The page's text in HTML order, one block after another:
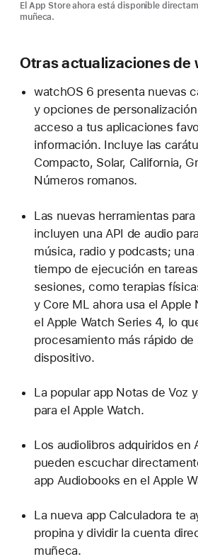
El App Store ahora está disponible
muñeca.
Otras actualizaciones de
watchOS 6 presenta nuevas
y opciones de
acceso a tus aplicaciones
información. Incluye las
Compacto, Solar, California,
Números romanos.
Las nuevas herramientas
incluyen una API de audio
música, radio y podcasts; una
tiempo de ejecución en
sesiones, como terapias
y Core ML ahora usa el Apple
el Apple Watch Series 4, lo
procesamiento más rápido de
dispositivo.
La popular app Notas de Voz
para el Apple Watch.
Los audiolibros adquiridos en
pueden escuchar
app Audiobooks en el Apple
La nueva app Calculadora te
propina y dividir la cuenta
muñeca.